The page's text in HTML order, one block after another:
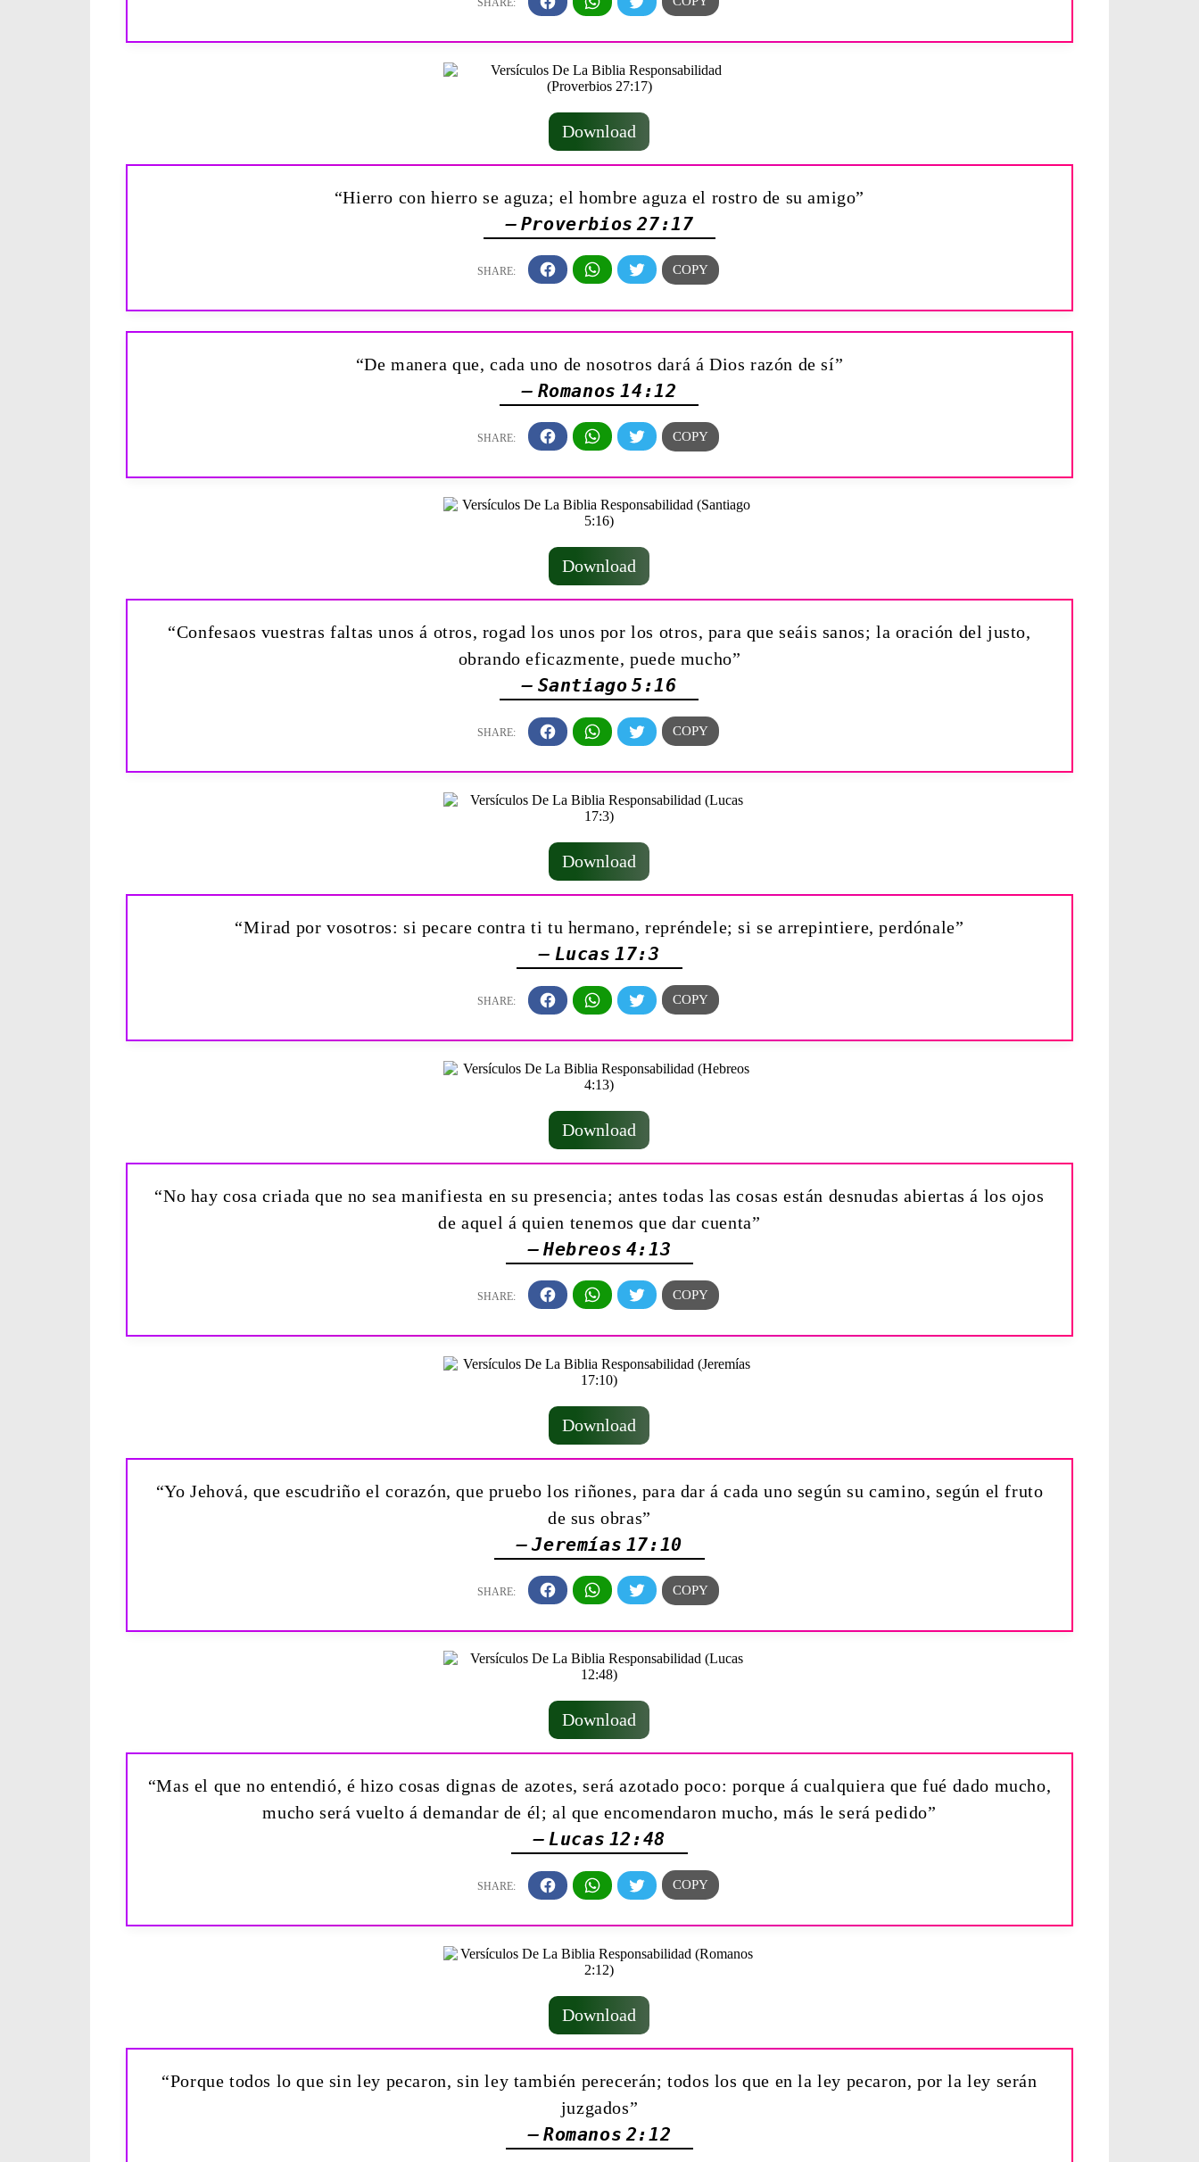
Download
“Hierro con hierro se aguza; el hombre aguza el rostro de su amigo”
— Proverbios 27:17
“De manera que, cada uno de nosotros dará á Dios razón de sí”
— Romanos 14:12
Download
“Confesaos vuestras faltas unos á otros, rogad los unos por los otros, para que seáis sanos; la oración del justo,
obrando eficazmente, puede mucho”
— Santiago 5:16
Download
“Mirad por vosotros: si pecare contra ti tu hermano, repréndele; si se arrepintiere, perdónale”
— Lucas 17:3
Download
“No hay cosa criada que no sea manifiesta en su presencia; antes todas las cosas están desnudas abiertas á los ojos
de aquel á quien tenemos que dar cuenta”
— Hebreos 4:13
Download
“Yo Jehová, que escudriño el corazón, que pruebo los riñones, para dar á cada uno según su camino, según el fruto
de sus obras”
— Jeremías 17:10
Download
“Mas el que no entendió, é hizo cosas dignas de azotes, será azotado poco: porque á cualquiera que fué dado mucho,
mucho será vuelto á demandar de él; al que encomendaron mucho, más le será pedido”
— Lucas 12:48
Download
“Porque todos lo que sin ley pecaron, sin ley también perecerán; todos los que en la ley pecaron, por la ley serán
juzgados”
— Romanos 2:12